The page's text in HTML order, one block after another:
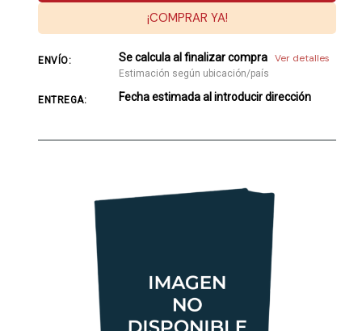
¡COMPRAR YA!
ENVÍO: Se calcula al finalizar compra Ver detalles
Estimación según ubicación/país
ENTREGA: Fecha estimada al introducir dirección